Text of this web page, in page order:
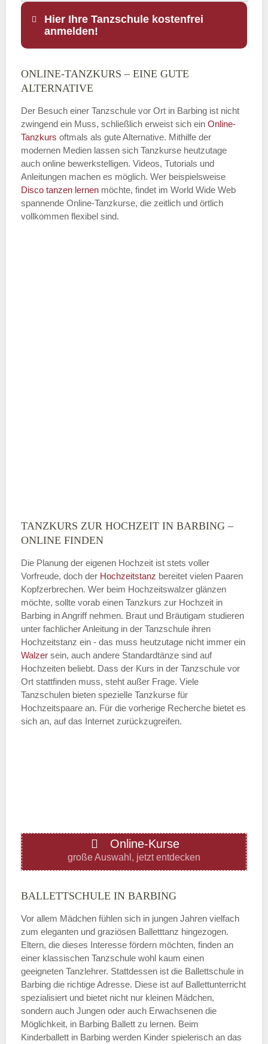
Hier Ihre Tanzschule kostenfrei
anmelden!
Name
E-Mail*
Name der Tanzschule
Montag
—
ÖFFNUNGSZEITEN HINZUFÜGEN
Dienstag
—
ÖFFNUNGSZEITEN HINZUFÜGEN
Donnerstag
—
ÖFFNUNGSZEITEN HINZUFÜGEN
Freitag
—
ÖFFNUNGSZEITEN HINZUFÜGEN
ONLINE-TANZKURS – EINE GUTE
ALTERNATIVE
Der Besuch einer Tanzschule vor Ort in Barbing ist nicht
zwingend ein Muss, schließlich erweist sich ein Online-
Tanzkurs oftmals als gute Alternative. Mithilfe der
modernen Medien lassen sich Tanzkurse heutzutage
auch online bewerkstelligen. Videos, Tutorials und
Anleitungen machen es möglich. Wer beispielsweise
Disco tanzen lernen möchte, findet im World Wide Web
spannende Online-Tanzkurse, die zeitlich und örtlich
vollkommen flexibel sind.
TANZKURS ZUR HOCHZEIT IN BARBING –
ONLINE FINDEN
Die Planung der eigenen Hochzeit ist stets voller
Vorfreude, doch der Hochzeitstanz bereitet vielen Paaren
Kopfzerbrechen. Wer beim Hochzeitswalzer glänzen
möchte, sollte vorab einen Tanzkurs zur Hochzeit in
Barbing in Angriff nehmen. Braut und Bräutigam studieren
unter fachlicher Anleitung in der Tanzschule ihren
Hochzeitstanz ein - das muss heutzutage nicht immer ein
Walzer sein, auch andere Standardtänze sind auf
Hochzeiten beliebt. Dass der Kurs in der Tanzschule vor
Ort stattfinden muss, steht außer Frage. Viele
Tanzschulen bieten spezielle Tanzkurse für
Hochzeitspaare an. Für die vorherige Recherche bietet es
sich an, auf das Internet zurückzugreifen.
Online-Kurse
große Auswahl, jetzt entdecken
BALLETTSCHULE IN BARBING
Vor allem Mädchen fühlen sich in jungen Jahren vielfach
zum eleganten und graziösen Balletttanz hingezogen.
Eltern, die dieses Interesse fördern möchten, finden an
einer klassischen Tanzschule wohl kaum einen
geeigneten Tanzlehrer. Stattdessen ist die Ballettschule in
Barbing die richtige Adresse. Diese ist auf Ballettunterricht
spezialisiert und bietet nicht nur kleinen Mädchen,
sondern auch Jungen oder auch Erwachsenen die
Möglichkeit, in Barbing Ballett zu lernen. Beim
Kinderballett in Barbing werden Kinder spielerisch an das